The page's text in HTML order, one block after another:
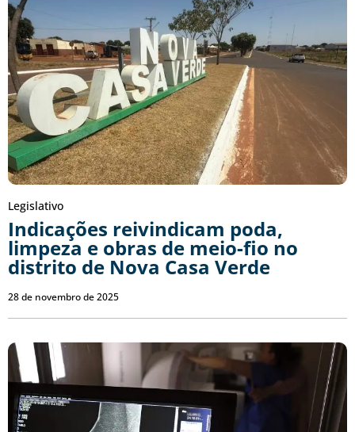
Legislativo
Indicações reivindicam poda,
limpeza e obras de meio-fio no
distrito de Nova Casa Verde
28 de novembro de 2025